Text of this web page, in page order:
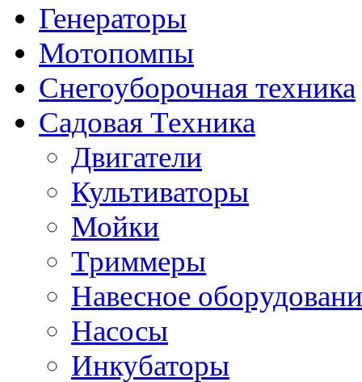
Генераторы
Мотопомпы
Снегоуборочная техника
Садовая Техника
Двигатели
Культиваторы
Мойки
Триммеры
Навесное
Насосы
Инкубаторы